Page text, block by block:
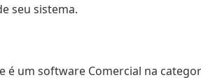
seu sistema.
é um software Comercial na